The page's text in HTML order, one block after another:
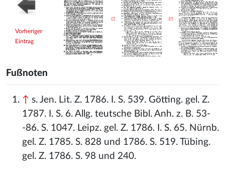
Vorheriger
Eintrag
Fußnoten
↑ s. Jen. Lit. Z. 1786. I. S. 539. Götting. gel. Z.
1787. I. S. 6. Allg. teutsche Bibl. Anh. z. B. 53-
-86. S. 1047. Leipz. gel. Z. 1786. I. S. 65. Nürnb.
gel. Z. 1785. S. 828 und 1786. S. 519. Tübing.
gel. Z. 1786. S. 98 und 240.